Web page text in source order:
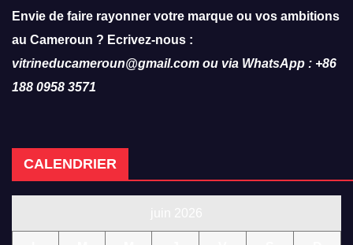
Envie de faire rayonner votre marque ou vos ambitions
au Cameroun ? Ecrivez-nous :
vitrineducameroun@gmail.com ou via WhatsApp : +86
188 0958 3571
CALENDRIER